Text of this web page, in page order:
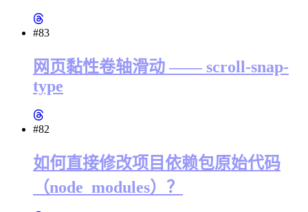
#83
网页黏性卷轴滑动 —— scroll-snap-
type
#82
如何直接修改项目依赖包原始代码
（node_modules）？